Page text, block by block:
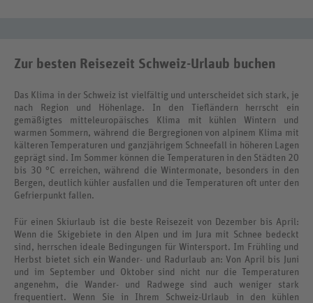
Zur besten Reisezeit Schweiz-Urlaub buchen
Das Klima in der Schweiz ist vielfältig und unterscheidet sich stark, je
nach Region und Höhenlage. In den Tiefländern herrscht ein
gemäßigtes mitteleuropäisches Klima mit kühlen Wintern und
warmen Sommern, während die Bergregionen von alpinem Klima mit
kälteren Temperaturen und ganzjährigem Schneefall in höheren Lagen
geprägt sind. Im Sommer können die Temperaturen in den Städten 20
bis 30 °C erreichen, während die Wintermonate, besonders in den
Bergen, deutlich kühler ausfallen und die Temperaturen oft unter den
Gefrierpunkt fallen.
Für einen Skiurlaub ist die beste Reisezeit von Dezember bis April:
Wenn die Skigebiete in den Alpen und im Jura mit Schnee bedeckt
sind, herrschen ideale Bedingungen für Wintersport. Im Frühling und
Herbst bietet sich ein Wander- und Radurlaub an: Von April bis Juni
und im September und Oktober sind nicht nur die Temperaturen
angenehm, die Wander- und Radwege sind auch weniger stark
frequentiert. Wenn Sie in Ihrem Schweiz-Urlaub in den kühlen